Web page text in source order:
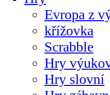
Evropa z
křížovka
Scrabble
Hry
Hry slovní